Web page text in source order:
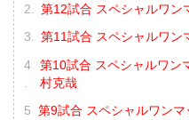
第12試合 スペシャルワン
第11試合 スペシャルワン
第10試合 スペシャルワン
村克哉
第9試合 スペシャルワン